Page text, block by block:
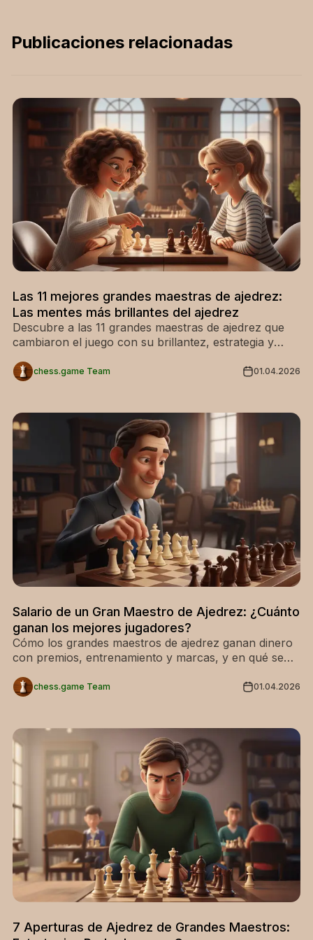
juego.
Publicaciones relacionadas
Las 11 mejores grandes maestras de ajedrez:
Las mentes más brillantes del ajedrez
Descubre a las 11 grandes maestras de ajedrez que
cambiaron el juego con su brillantez, estrategia y
hoy!chess.game Team 01.04.2026
Salario de un Gran Maestro de Ajedrez: ¿Cuánto
ganan los mejores jugadores?
Cómo los grandes maestros de ajedrez ganan dinero
con premios, entrenamiento y marcas, y en qué se
chess.game Team 01.04.2026
7 Aperturas de Ajedrez de Grandes Maestros: